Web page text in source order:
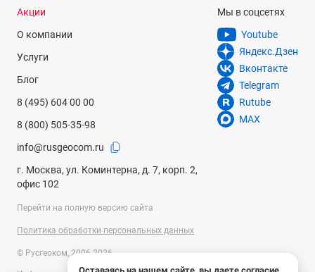
оптический, 8x50 мм
Фокусер
двухскоростной Крейфорда, 2"
Тип управления телескопом
ручной
Тип монтировки
Добсона
Материал монтировки
Акции
О компании
Услуги
Блог
8 (495) 604 00 00
8 (800) 505-35-98
info@rusgeocom.ru
г. Москва, ул. Коминтерна, д. 7, корп. 2,
офис 102
Мы в соцсетях
Youtube
Яндекс.Дзен
Вконтакте
Telegram
Rutube
MAX
Перейти на полную версию сайта
Политика обработки персональных данных
© Русгеоком, 2006-2026